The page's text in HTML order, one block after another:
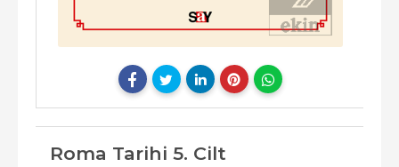
Roma Tarihi 5. Cilt